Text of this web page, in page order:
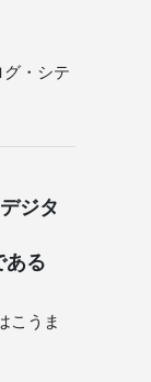
グ・シテ
ジタ
ある
こうま